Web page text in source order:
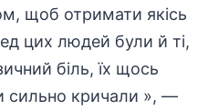
щоб отримати якісь
цих людей були й ті,
біль, їх щось
сильно кричали », —